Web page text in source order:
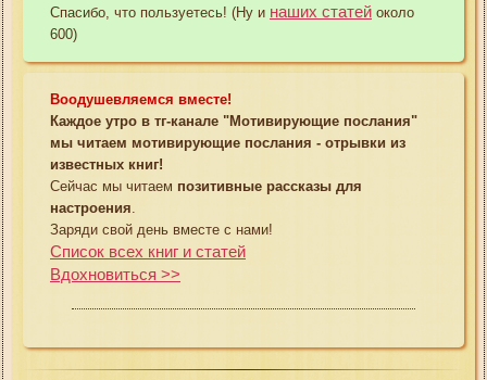
Спасибо, что пользуетесь! (Ну и наших статей около
600)
Воодушевляемся вместе!
Каждое утро в тг-канале "Мотивирующие послания"
мы читаем мотивирующие послания - отрывки из
известных книг!
Сейчас мы читаем позитивные рассказы для
настроения
Заряди свой день вместе с нами!
Список всех книг и статей
Вдохновиться >>